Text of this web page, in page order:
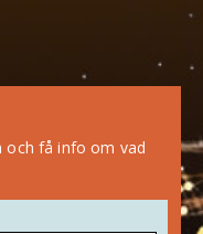
och få info om vad